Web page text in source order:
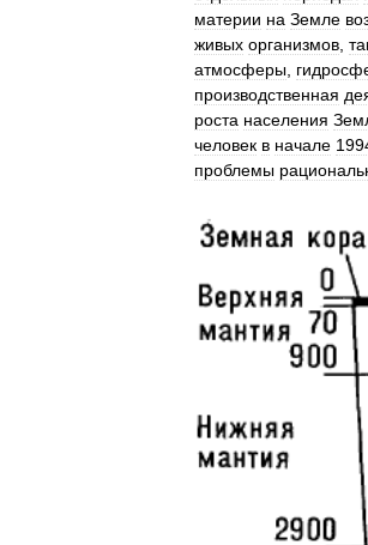
материи на Земле
живых организмов
атмосферы
производственная
роста населения
человек в начале
проблемы